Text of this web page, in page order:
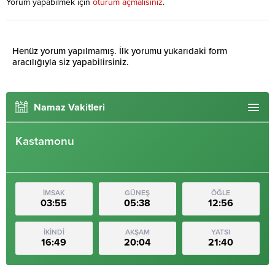
Yorum yapabilmek için oturum açmalısınız.
Henüz yorum yapılmamış. İlk yorumu yukarıdaki form
aracılığıyla siz yapabilirsiniz.
Namaz Vakitleri
Kastamonu
İMSAK
03:55
GÜNEŞ
05:38
ÖĞLE
12:56
İKİNDİ
16:49
AKŞAM
20:04
YATSI
21:40